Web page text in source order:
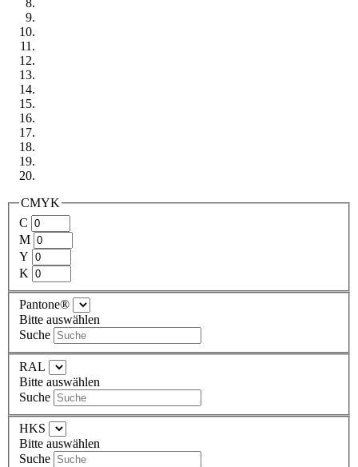
CMYK
C
M
Y
K
Pantone®
Bitte auswählen
Suche
RAL
Bitte auswählen
Suche
HKS
Bitte auswählen
Suche